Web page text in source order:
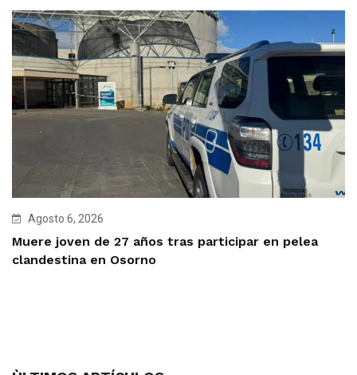
Agosto 6, 2026
Muere joven de 27 años tras participar en pelea
clandestina en Osorno